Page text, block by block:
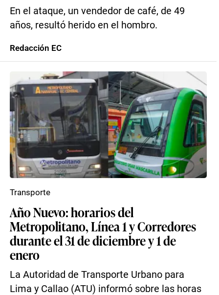
En el ataque, un vendedor de café, de 49
años, resultó herido en el hombro.
Redacción EC
Año Nuevo: horarios del
Metropolitano, Línea 1 y Corredores
durante el 31 de diciembre y 1 de
enero
La Autoridad de Transporte Urbano para
Lima y Callao (ATU) informó sobre las horas
Transporte